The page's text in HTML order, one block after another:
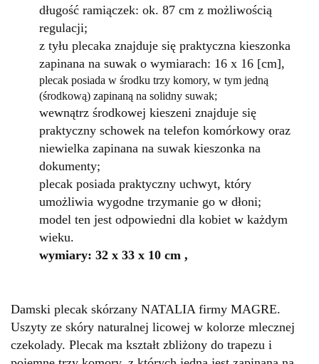
długość ramiączek: ok. 87 cm z możliwością
regulacji;
z tyłu plecaka znajduje się praktyczna kieszonka
zapinana na suwak o wymiarach: 16 x 16 [cm],
plecak posiada w środku trzy komory, w tym jedną
(środkową) zapinaną na solidny suwak;
wewnątrz środkowej kieszeni znajduje się
praktyczny schowek na telefon komórkowy oraz
niewielka zapinana na suwak kieszonka na
dokumenty;
plecak posiada praktyczny uchwyt, który
umożliwia wygodne trzymanie go w dłoni;
model ten jest odpowiedni dla kobiet w każdym
wieku.
wymiary: 32 x 33 x 10 cm ,
Damski plecak skórzany NATALIA firmy MAGRE.
Uszyty ze skóry naturalnej licowej w kolorze mlecznej
czekolady. Plecak ma kształt zbliżony do trapezu i